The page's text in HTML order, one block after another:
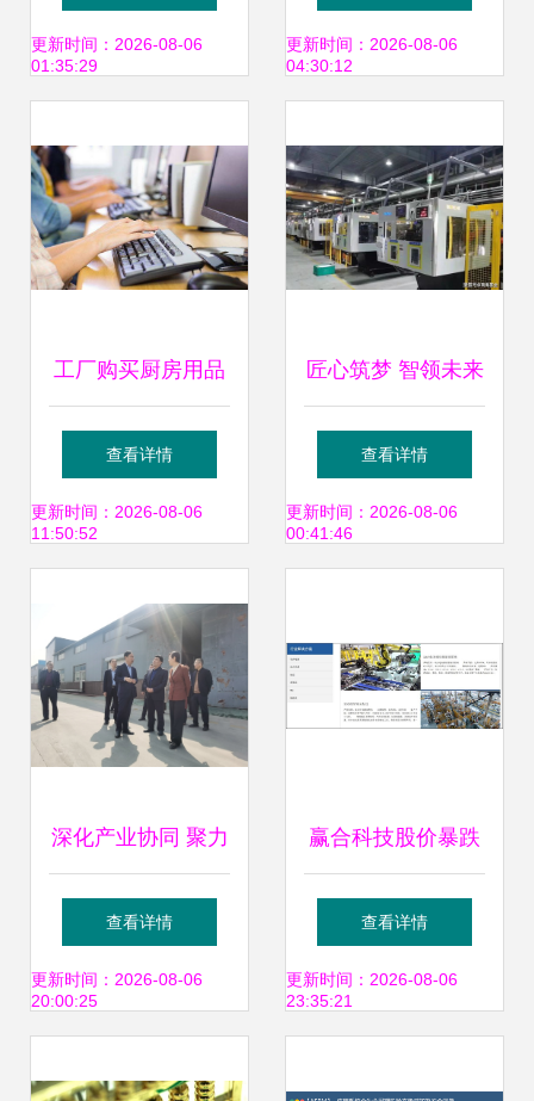
册——投资管理视
更新时间：2026-08-06
01:35:29
造”之辨——资产管
学
更新时间：2026-08-06
04:30:12
工厂购买厨房用品
的账务处理与投资
咨询要点
查看详情
更新时间：2026-08-06
11:50:52
匠心筑梦 智领未来
博创智能入选国家
智能制造试点示范
产融结合与创新路
径
查看详情
更新时间：2026-08-06
00:41:46
深化产业协同 聚力
高质量发展——日
照盐粮集团赴莒县
查看详情
更新时间：2026-08-06
20:00:25
赢合科技股价暴跌
6.17% 增收不增利
与溢价收购引发市
查看详情
更新时间：2026-08-06
23:35:21